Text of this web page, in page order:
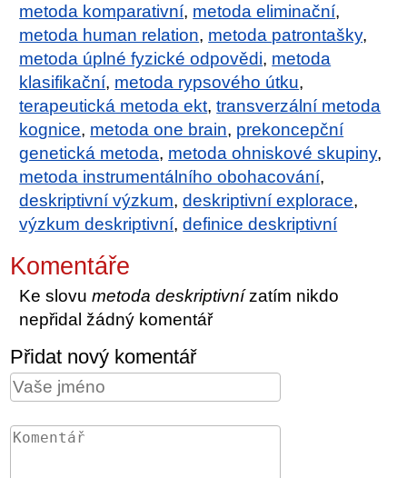
metoda komparativní, metoda eliminační,
metoda human relation, metoda patrontašky,
metoda úplné fyzické odpovědi, metoda
klasifikační, metoda rypsového útku,
terapeutická metoda ekt,transverzální metoda
kognice, metoda one brain, prekoncepční
genetická metoda, metoda ohniskové skupiny,
metoda instrumentálního obohacování,
deskriptivní výzkum,deskriptivní explorace,
výzkum deskriptivní,definice deskriptivní
Komentáře
Ke slovumetoda deskriptivnízatím nikdo
nepřidal žádný komentář
Přidat nový komentář